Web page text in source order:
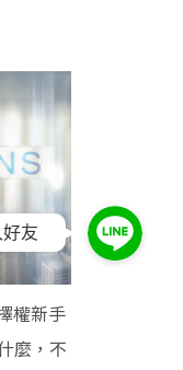
權新手
麼，不
友